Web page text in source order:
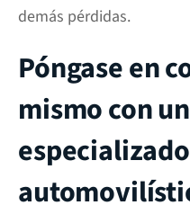
demás pérdidas.
Póngase en
mismo con